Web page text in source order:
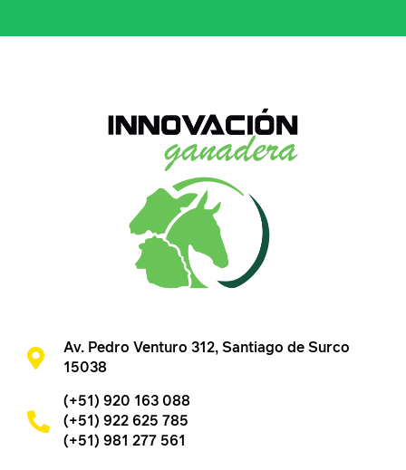
Av. Pedro Venturo 312, Santiago de Surco
15038
(+51) 920 163 088
(+51) 922 625 785
(+51) 981 277 561